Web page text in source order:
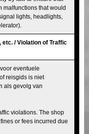
malfunctions that would
lights, headlights,
/ Violation of Traffic
eventuele
reisgids is niet
als gevolg van
violations. The shop
or fees incurred due